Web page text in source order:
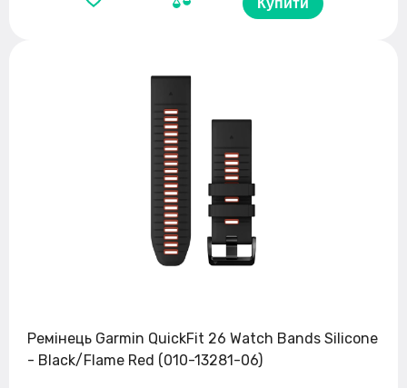
Ремінець Garmin QuickFit 26 Watch Bands Silicone
- Black/Flame Red (010-13281-06)